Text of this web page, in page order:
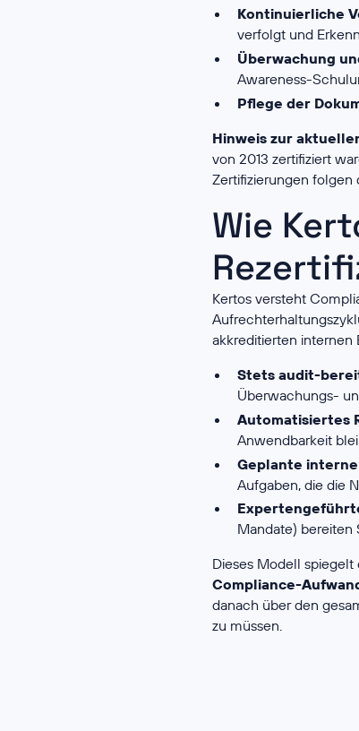
Kontinuierliche
verfolgt und
Überwachung
Awareness-
Pflege der
Hinweis zur
von 2013 zertifiziert
Zertifizierungen
Wie
Kertos versteht
akkreditierten internen
Stets audit-
Überwachungs-
Automatisiertes
Anwendbarkeit
Geplante
Aufgaben, die die
Mandate) bereiten
Dieses Modell spiegelt
Compliance-
danach über den
zu müssen.